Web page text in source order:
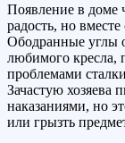
Появление в доме
радость, но
Ободранные углы
любимого кресла,
проблемами
Зачастую хозяева
наказаниями, но
или грызть